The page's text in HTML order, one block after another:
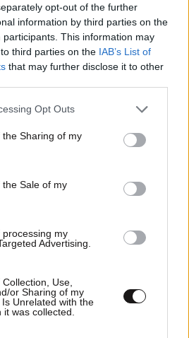
opt-out of the further
information by third parties on the
participants. This information may
third parties on the IAB’s List of
that may further disclose it to other
app uses one or more Google
usage behaviour. You may click to
Google and its third-party tags to
purposes in below Google
Opt Outs
Sharing of my
Sale of my
my
Advertising.
Use,
or Sharing of my
Unrelated with the
was collected.
ΔΙΑΣΚΕΔΑΣΗ
22·02·2016 12:12
prepaid κάρτα Starbucks